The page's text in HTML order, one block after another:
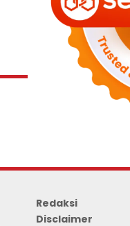
Redaksi
Disclaimer